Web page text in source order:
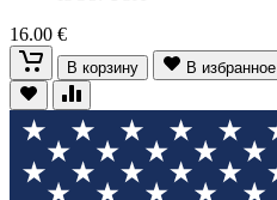
16.00 €
В корзину В избранное